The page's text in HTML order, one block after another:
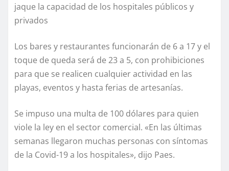
jaque la capacidad de los hospitales públicos y
privados
Los bares y restaurantes funcionarán de 6 a 17 y el
toque de queda será de 23 a 5, con prohibiciones
para que se realicen cualquier actividad en las
playas, eventos y hasta ferias de artesanías.
Se impuso una multa de 100 dólares para quien
viole la ley en el sector comercial. «En las últimas
semanas llegaron muchas personas con síntomas
de la Covid-19 a los hospitales», dijo Paes.